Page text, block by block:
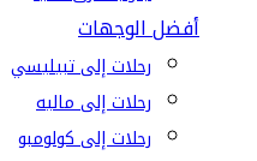
أفضل الوجهات
رحلات إلى تبيليسي
رحلات إلى ماليه
رحلات إلى كولومبو